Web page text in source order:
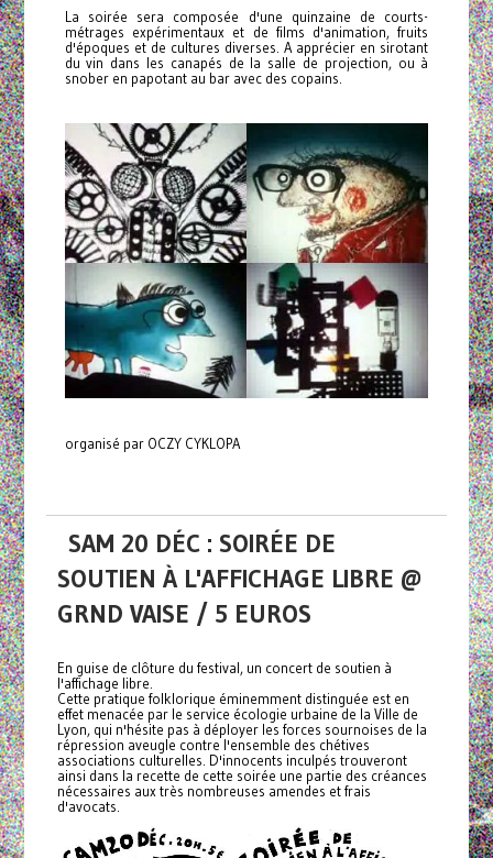
La soirée sera composée d'une quinzaine de courts-
métrages expérimentaux et de films d'animation, fruits
d'époques et de cultures diverses. A apprécier en sirotant
du vin dans les canapés de la salle de projection, ou à
snober en papotant au bar avec des copains.
organisé par OCZY CYKLOPA
SAM 20 DÉC : SOIRÉE DE
SOUTIEN À L'AFFICHAGE LIBRE @
GRND VAISE / 5 EUROS
En guise de clôture du festival, un concert de soutien à
l'affichage libre.
Cette pratique folklorique éminemment distinguée est en
effet menacée par le service écologie urbaine de la Ville de
Lyon, qui n'hésite pas à déployer les forces sournoises de la
répression aveugle contre l'ensemble des chétives
associations culturelles. D'innocents inculpés trouveront
ainsi dans la recette de cette soirée une partie des créances
nécessaires aux très nombreuses amendes et frais
d'avocats.